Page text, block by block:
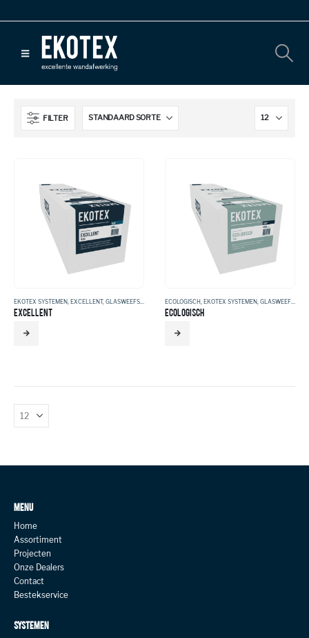
FILTER
EKOTEX SYSTEMEN EXCELLENT, GLASWEEFSEL
EXCELLENT
ECOLOGISCH EKOTEX SYSTEMEN GLASWEEFSEL
ECOLOGISCH
MENU
Home
Assortiment
Projecten
Onze Dealers
Contact
Bestekservice
SYSTEMEN